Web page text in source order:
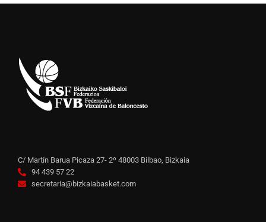
C/ Martín Barua Picaza 27- 2º 48003 Bilbao, Bizkaia
94 439 57 22
secretaria@bizkaiabasket.com